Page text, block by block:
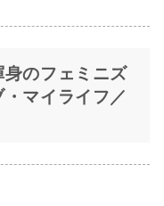
のフェミニズ
マイライフ／